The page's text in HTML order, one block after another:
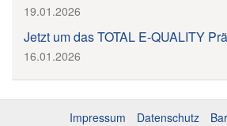
19.01.2026
Jetzt um das TOTAL E-QUALITY
16.01.2026
Impressum Datenschutz